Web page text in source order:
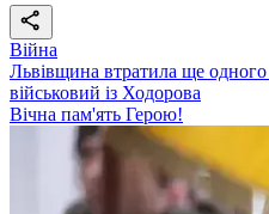
Війна
Львівщина втратила ще одного
військовий із Ходорова
Вічна пам'ять Герою!